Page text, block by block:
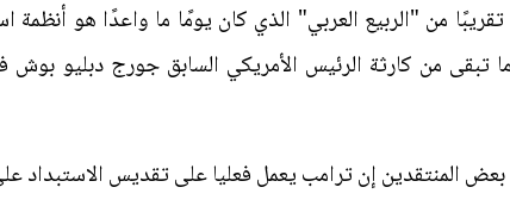
من "الربيع العربي" الذي كان يومًا ما واعدًا هو
تبقى من كارثة الرئيس الأمريكي السابق جورج دبليو
بعض المنتقدين إن ترامب يعمل فعليا على تقديس الاستبداد